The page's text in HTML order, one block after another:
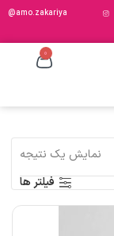
amo.zakariya@
0
نمایش یک نتیجه
فیلتر ها